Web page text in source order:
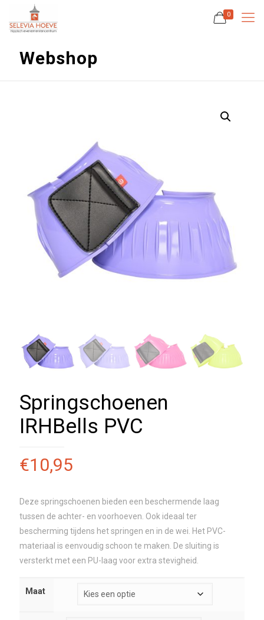
0
Webshop
Springschoenen
IRHBells PVC
€10,95
Deze springschoenen bieden een beschermende laag
tussen de achter- en voorhoeven. Ook ideaal ter
bescherming tijdens het springen en in de wei. Het PVC-
materiaal is eenvoudig schoon te maken. De sluiting is
versterkt met een PU-laag voor extra stevigheid.
Maat